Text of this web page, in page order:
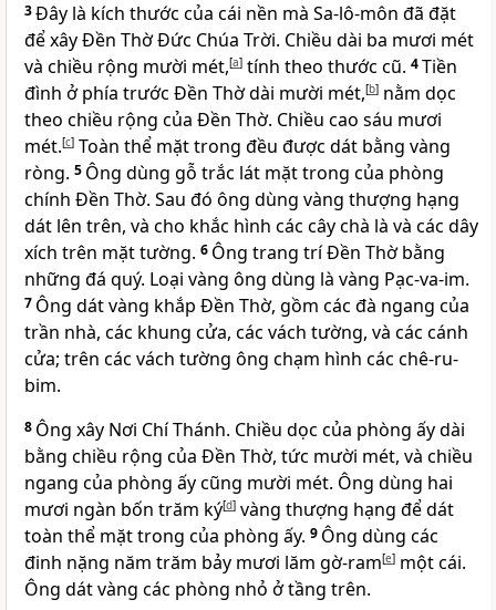
3Ðây là kích thước của cái nền mà Sa-lô-môn đã đặt
để xây Ðền Thờ Ðức Chúa Trời. Chiều dài ba mươi mét
và chiều rộng mười mét,[a] tính theo thước cũ. 4Tiền
đình ở phía trước Ðền Thờ dài mười mét,[b] nằm dọc
theo chiều rộng của Ðền Thờ. Chiều cao sáu mươi
mét.[c] Toàn thể mặt trong đều được dát bằng vàng
ròng. 5 Ông dùng gỗ trắc lát mặt trong của phòng
chính Ðền Thờ. Sau đó ông dùng vàng thượng hạng
dát lên trên, và cho khắc hình các cây chà là và các dây
xích trên mặt tường. 6 Ông trang trí Ðền Thờ bằng
những đá quý. Loại vàng ông dùng là vàng Pạc-va-im.
7 Ông dát vàng khắp Ðền Thờ, gồm các đà ngang của
trần nhà, các khung cửa, các vách tường, và các cánh
cửa; trên các vách tường ông chạm hình các chê-ru-
bim.
8 Ông xây Nơi Chí Thánh. Chiều dọc của phòng ấy dài
bằng chiều rộng của Ðền Thờ, tức mười mét, và chiều
ngang của phòng ấy cũng mười mét. Ông dùng hai
mươi ngàn bốn trăm ký[d] vàng thượng hạng để dát
toàn thể mặt trong của phòng ấy. 9 Ông dùng các
đinh nặng năm trăm bảy mươi lăm gờ-ram[e] một cái.
Ông dát vàng các phòng nhỏ ở tầng trên.